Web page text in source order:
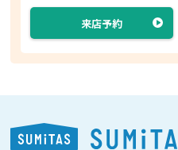
来店予約